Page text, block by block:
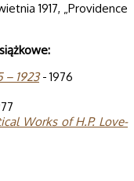
1917, „Providence
– 1923- 1976
Works of H.P. Love­